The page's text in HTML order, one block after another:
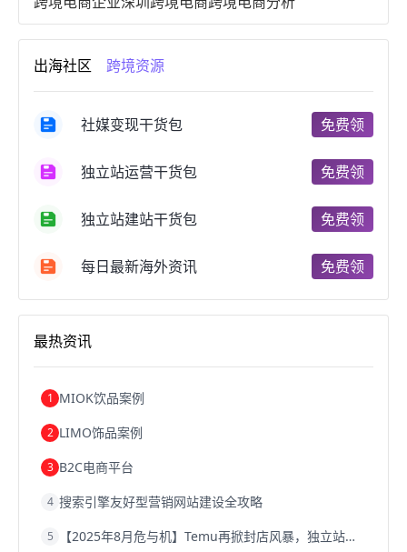
进口跨境电商跨境电商服务广州跨境电商
跨境电商市场跨境电商创业跨境电商注册
跨境电商开店跨境电商营销
跨境电商商品个人跨境电商跨境电商案例
郑州跨境电商跨境电商趋势
跨境电商费用美国跨境电商
天津跨境电商东南亚跨境电商
跨境电商b2b阿里巴巴跨境电商
跨境电商关税
跨境电商建站
浙江跨境电商宁波跨境电商跨境电商的模式
跨境电商优势跨境电商的优势
出海社区 跨境资源
社媒变现干货包 免费领
独立站运营干货包 免费领
独立站建站干货包 免费领
每日最新海外资讯 免费领
最热资讯
1 MIOK饮品案例
2 LIMO饰品案例
3 B2C电商平台
4 搜索引擎友好型营销网站建设全攻略
5 【2025年8月危与机】Temu再掀封店风暴，独立站才是跨境卖家的避险通道